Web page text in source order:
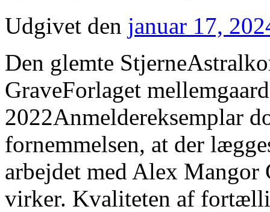
Udgivet den januar 17,
Den glemte
GraveForlaget
2022Anmeldereksemplar
fornemmelsen, at der
arbejdet med Alex Mangor
virker. Kvaliteten af